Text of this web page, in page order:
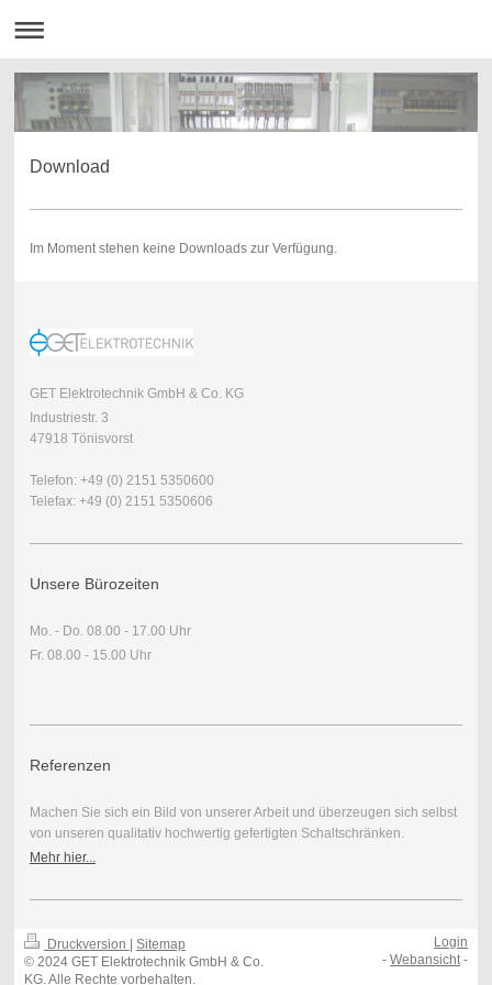
Download
Im Moment stehen keine Downloads zur Verfügung.
GET Elektrotechnik GmbH & Co. KG
Industriestr. 3
47918 Tönisvorst
Telefon: +49 (0) 2151 5350600
Telefax: +49 (0) 2151 5350606
Unsere Bürozeiten
Mo. - Do. 08.00 - 17.00 Uhr
Fr. 08.00 - 15.00 Uhr
Referenzen
Machen Sie sich ein Bild von unserer Arbeit und überzeugen sich selbst
von unseren qualitativ hochwertig gefertigten Schaltschränken.
Mehr hier...
Druckversion
Sitemap
© 2024 GET Elektrotechnik GmbH & Co.
KG. Alle Rechte vorbehalten.
Login
-Webansicht-